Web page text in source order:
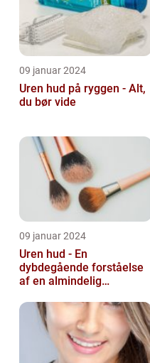
09 januar 2024
Uren hud på ryggen - Alt,
du bør vide
09 januar 2024
Uren hud - En
dybdegående forståelse
af en almindelig